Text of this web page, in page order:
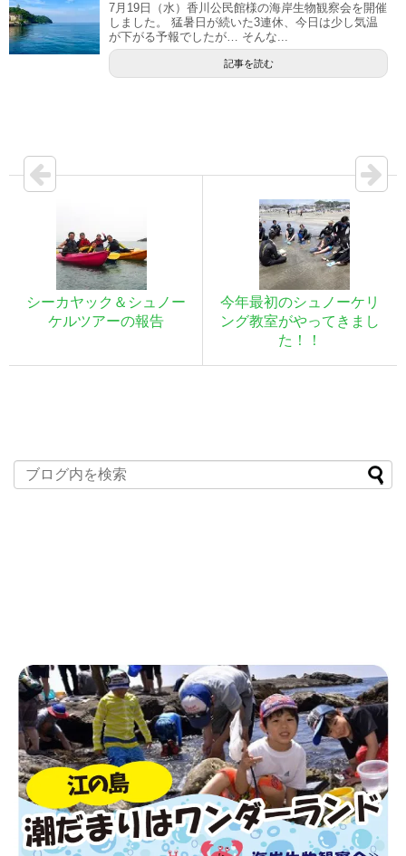
7月19日（水）香川公民館様の海岸生物観察会を開催
しました。 猛暑日が続いた3連休、今日は少し気温
が下がる予報でしたが… そんな...
記事を読む
シーカヤック＆シュノー
ケルツアーの報告
今年最初のシュノーケリ
ング教室がやってきまし
た！！